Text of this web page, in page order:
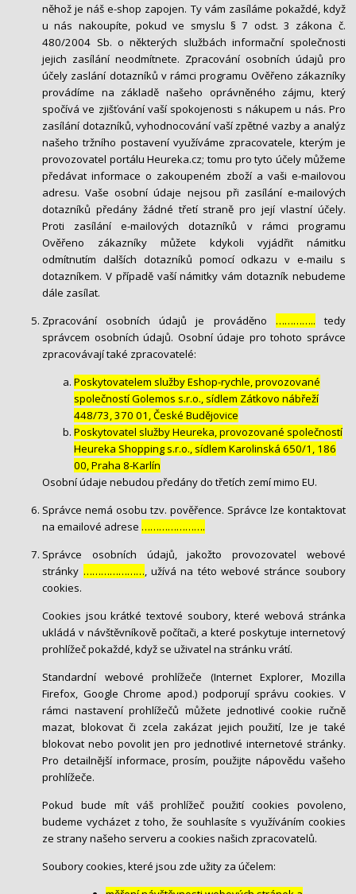
něhož je náš e-shop zapojen. Ty vám zasíláme pokaždé, když
u nás nakoupíte, pokud ve smyslu § 7 odst. 3 zákona č.
480/2004 Sb. o některých službách informační společnosti
jejich zasílání neodmítnete. Zpracování osobních údajů pro
účely zaslání dotazníků v rámci programu Ověřeno zákazníky
provádíme na základě našeho oprávněného zájmu, který
spočívá ve zjišťování vaší spokojenosti s nákupem u nás. Pro
zasílání dotazníků, vyhodnocování vaší zpětné vazby a analýz
našeho tržního postavení využíváme zpracovatele, kterým je
provozovatel portálu Heureka.cz; tomu pro tyto účely můžeme
předávat informace o zakoupeném zboží a vaši e-mailovou
adresu. Vaše osobní údaje nejsou při zasílání e-mailových
dotazníků předány žádné třetí straně pro její vlastní účely.
Proti zasílání e-mailových dotazníků v rámci programu
Ověřeno zákazníky můžete kdykoli vyjádřit námitku
odmítnutím dalších dotazníků pomocí odkazu v e-mailu s
dotazníkem. V případě vaší námitky vám dotazník nebudeme
dále zasílat.
Zpracování osobních údajů je prováděno ………….. tedy
správcem osobních údajů. Osobní údaje pro tohoto správce
zpracovávají také zpracovatelé:
Poskytovatelem služby Eshop-rychle, provozované
společností Golemos s.r.o., sídlem Zátkovo nábřeží
448/73, 370 01, České Budějovice
Poskytovatel služby Heureka, provozované společností
Heureka Shopping s.r.o., sídlem Karolinská 650/1, 186
00, Praha 8-Karlín
Osobní údaje nebudou předány do třetích zemí mimo EU.
Správce nemá osobu tzv. pověřence. Správce lze kontaktovat
na emailové adrese ………………….
Správce osobních údajů, jakožto provozovatel webové
stránky ………………… , užívá na této webové stránce soubory
cookies.
Cookies jsou krátké textové soubory, které webová stránka
ukládá v návštěvníkově počítači, a které poskytuje internetový
prohlížeč pokaždé, když se uživatel na stránku vrátí.
Standardní webové prohlížeče (Internet Explorer, Mozilla
Firefox, Google Chrome apod.) podporují správu cookies. V
rámci nastavení prohlížečů můžete jednotlivé cookie ručně
mazat, blokovat či zcela zakázat jejich použití, lze je také
blokovat nebo povolit jen pro jednotlivé internetové stránky.
Pro detailnější informace, prosím, použijte nápovědu vašeho
prohlížeče.
Pokud bude mít váš prohlížeč použití cookies povoleno,
budeme vycházet z toho, že souhlasíte s využíváním cookies
ze strany našeho serveru a cookies našich zpracovatelů.
Soubory cookies, které jsou zde užity za účelem: